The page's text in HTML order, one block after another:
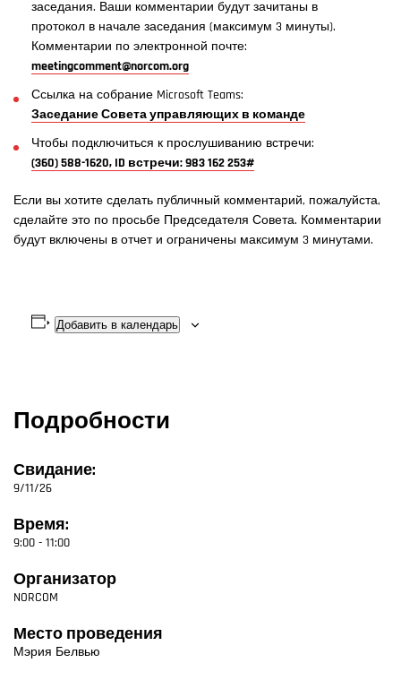
заседания. Ваши комментарии будут зачитаны в
протокол в начале заседания (максимум 3 минуты).
Комментарии по электронной почте:
meetingcomment@norcom.org
Ссылка на собрание Microsoft Teams:
Заседание Совета управляющих в команде
Чтобы подключиться к прослушиванию встречи:
(360) 588-1620, ID встречи: 983 162 253#
Если вы хотите сделать публичный комментарий, пожалуйста,
сделайте это по просьбе Председателя Совета. Комментарии
будут включены в отчет и ограничены максимум 3 минутами.
Добавить в календарь
Подробности
Свидание:
9/11/26
Время:
9:00 - 11:00
Организатор
NORCOM
Место проведения
Мэрия Белвью